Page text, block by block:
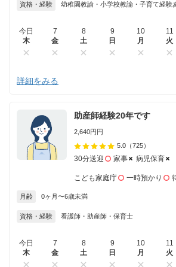
資格・経験 幼稚園教諭・小学校教諭・子育て経験
今日
木
7
金
8
土
9
日
10
月
11
火
詳細をみる
助産師経験20年です
2,640円円
5.0 （725）
30分送迎 家事 病児保育
こども家庭庁 一時預かり
月齢 0ヶ月〜6歳未満
資格・経験 看護師・助産師・保育士
今日
木
7
金
8
土
9
日
10
月
11
火